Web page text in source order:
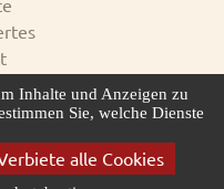
Inhalte und Anzeigen zu
Sie, welche Dienste
alle Cookies